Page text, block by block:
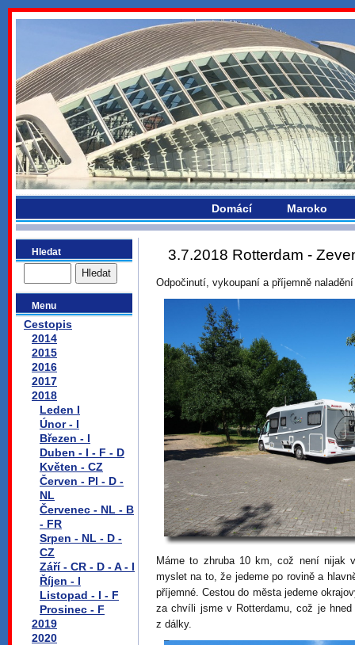
bydlikemevropou.com
Domácí Maroko
Hledat
Menu
Cestopis
2014
2015
2016
2017
2018
Leden I
Únor - I
Březen - I
Duben - I - F - D
Květen - CZ
Červen - Pl - D -
NL
Červenec - NL - B
- FR
Srpen - NL - D -
CZ
Září - CR - D - A - I
Říjen - I
Listopad - I - F
Prosinec - F
2019
2020
3.7.2018 Rotterdam -
Odpočinutí, vykoupaní a příjemně
Máme to zhruba 10 km, což není nijak
myslet na to, že jedeme po rovině a
příjemné. Cestou do města jedeme
za chvíli jsme v Rotterdamu, což je
z dálky.